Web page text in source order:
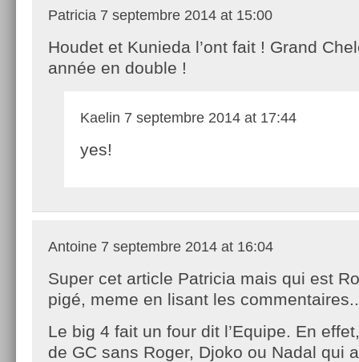
Patricia 7 septembre 2014 at 15:00
Houdet et Kunieda l’ont fait ! Grand
année en double !
Kaelin 7 septembre 2014 at 17:44
yes!
Antoine 7 septembre 2014 at 16:04
Super cet article Patricia mais qui est
pigé, meme en lisant les commentaires..
Le big 4 fait un four dit l’Equipe. En
de GC sans Roger, Djoko ou Nadal qui